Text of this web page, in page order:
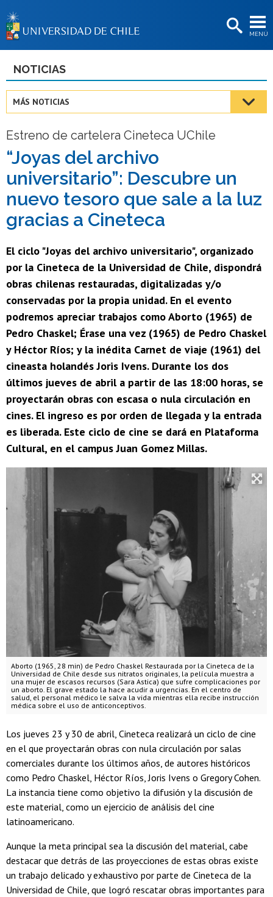
MENÚ
BIBLIOTECAS
Estudiantes
Académicas/os
Funcionarias/os
Egresadas/os
NOTICIAS
MÁS NOTICIAS
Estreno de cartelera Cineteca UChile
“Joyas del archivo
universitario”: Descubre un
nuevo tesoro que sale a la luz
gracias a Cineteca
El ciclo "Joyas del archivo universitario", organizado
por la Cineteca de la Universidad de Chile, dispondrá
obras chilenas restauradas, digitalizadas y/o
conservadas por la propia unidad. En el evento
podremos apreciar trabajos como Aborto (1965) de
Pedro Chaskel; Érase una vez (1965) de Pedro Chaskel
y Héctor Ríos; y la inédita Carnet de viaje (1961) del
cineasta holandés Joris Ivens. Durante los dos
últimos jueves de abril a partir de las 18:00 horas, se
proyectarán obras con escasa o nula circulación en
cines. El ingreso es por orden de llegada y la entrada
es liberada. Este ciclo de cine se dará en Plataforma
Cultural, en el campus Juan Gomez Millas.
Aborto (1965, 28 min) de Pedro Chaskel Restaurada por la Cineteca de la
Universidad de Chile desde sus nitratos originales, la película muestra a
una mujer de escasos recursos (Sara Astica) que sufre complicaciones por
un aborto. El grave estado la hace acudir a urgencias. En el centro de
salud, el personal médico le salva la vida mientras ella recibe instrucción
médica sobre el uso de anticonceptivos.
Los jueves 23 y 30 de abril, Cineteca realizará un ciclo de cine
en el que proyectarán obras con nula circulación por salas
comerciales durante los últimos años, de autores históricos
como Pedro Chaskel, Héctor Ríos, Joris Ivens o Gregory Cohen.
La instancia tiene como objetivo la difusión y la discusión de
este material, como un ejercicio de análisis del cine
latinoamericano.
Aunque la meta principal sea la discusión del material, cabe
destacar que detrás de las proyecciones de estas obras existe
un trabajo delicado y exhaustivo por parte de Cineteca de la
Universidad de Chile, que logró rescatar obras importantes para